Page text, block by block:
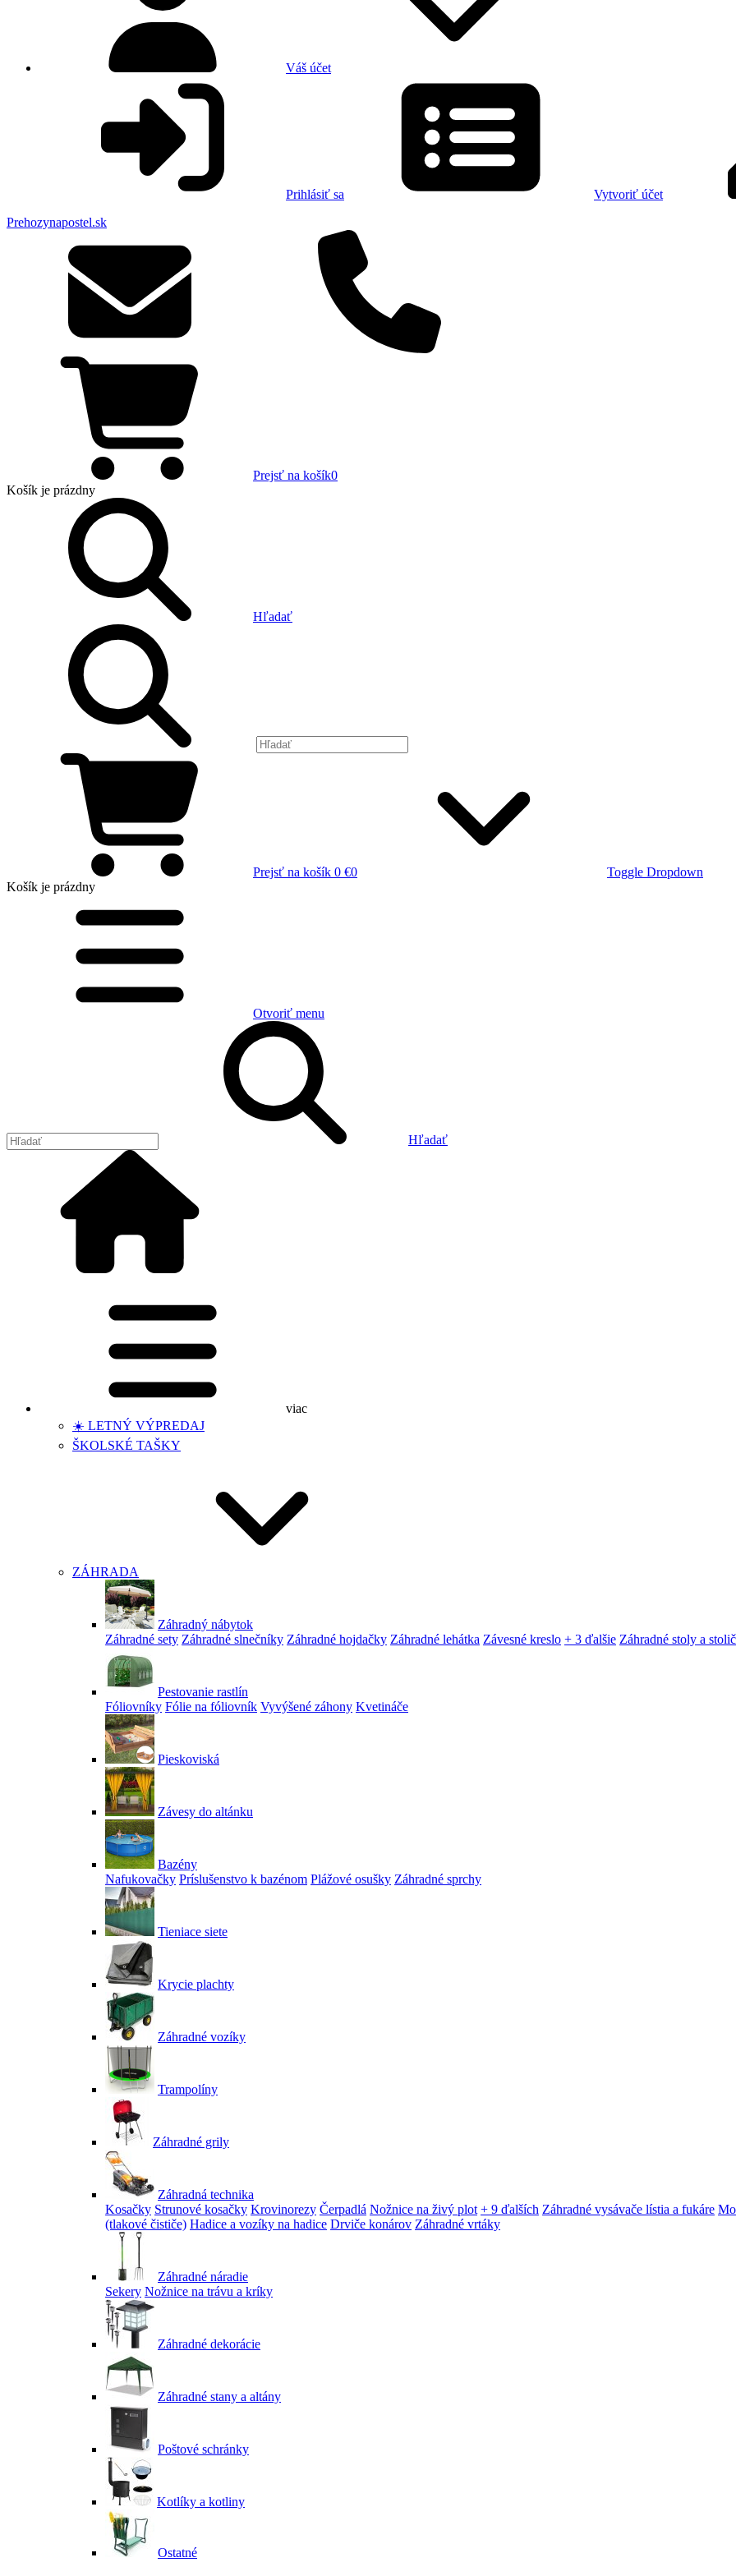
Váš účet
Prihlásiť sa Vytvoriť účet
Prehozynapostel.sk
Prejsť na košík0
Košík je prázdny
Hľadať
Prejsť na košík 0 €0
Toggle Dropdown
Košík je prázdny
Otvoriť menu
Hľadať
viac
☀️ LETNÝ VÝPREDAJ
ŠKOLSKÉ TAŠKY
ZÁHRADA
Záhradný nábytok
Záhradné sety Záhradné slnečníky Záhradné hojdačky Záhradné lehátka Závesné kreslo + 3 ďalšie Záhradné stoly a
Pestovanie rastlín
Fóliovníky Fólie na fóliovník Vyvýšené záhony Kvetináče
Pieskoviská
Závesy do altánku
Bazény
Nafukovačky Príslušenstvo k bazénom Plážové osušky Záhradné sprchy
Tieniace siete
Krycie plachty
Záhradné vozíky
Trampolíny
Záhradné grily
Záhradná technika
Kosačky Strunové kosačky Krovinorezy Čerpadlá Nožnice na živý plot + 9 ďalších Záhradné vysávače lístia a fukáre
(tlakové čističe) Hadice a vozíky na hadice Drviče konárov Záhradné vrtáky
Záhradné náradie
Sekery Nožnice na trávu a kríky
Záhradné dekorácie
Záhradné stany a altány
Poštové schránky
Kotlíky a kotliny
Ostatné